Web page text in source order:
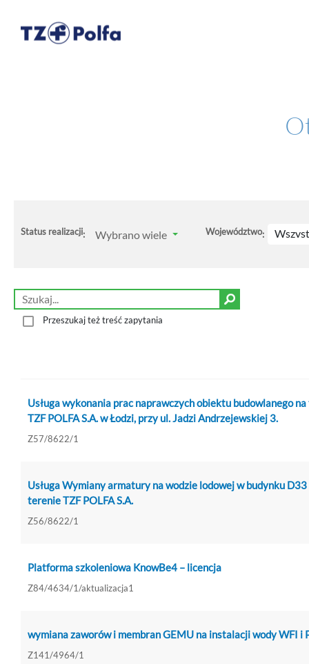
Status realizacji: Wybrano wiele Województwo:
Przeszukaj też treść zapytania
Usługa wykonania prac naprawczych obiektu budowlanego
TZF POLFA S.A. w Łodzi, przy ul. Jadzi Andrzejewskiej 3.
Z57/8622/1
Usługa Wymiany armatury na wodzie lodowej w budynku D33
terenie TZF POLFA S.A.
Z56/8622/1
Platforma szkoleniowa KnowBe4 – licencja
Z84/4634/1/aktualizacja1
wymiana zaworów i membran GEMU na instalacji wody WFI i
Z141/4964/1